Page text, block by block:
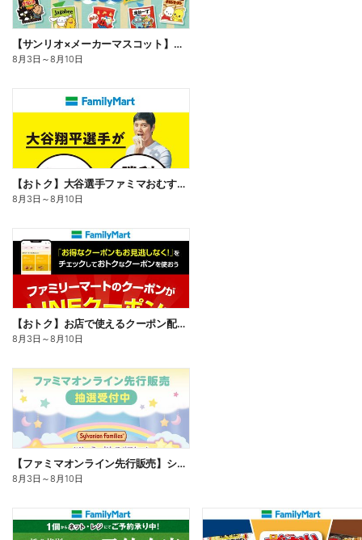
【サンリオ×メーカーマスコット】オリジナルグッズ貰える!
8月3日 ～8月10日
【おトク】大谷選手ファミマおむすび割
8月3日 ～8月10日
【おトク】お店で使えるクーポン配信中
8月3日 ～8月10日
【ファミマオンライン先行販売】シルバニアファミリー
8月3日 ～8月10日